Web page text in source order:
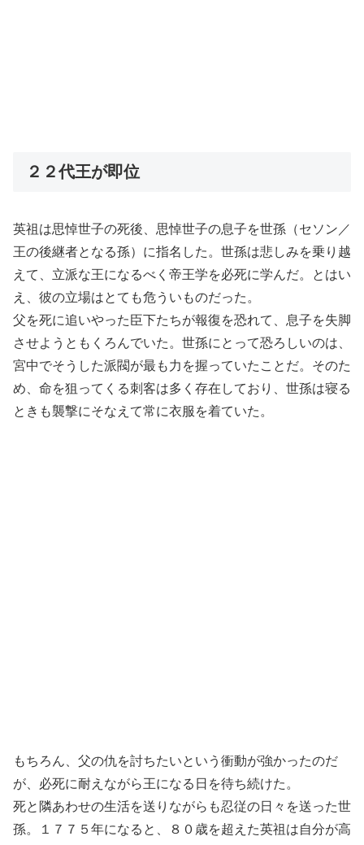
２２代王が即位
英祖は思悼世子の死後、思悼世子の息子を世孫（セソン／
王の後継者となる孫）に指名した。世孫は悲しみを乗り越
えて、立派な王になるべく帝王学を必死に学んだ。とはい
え、彼の立場はとても危ういものだった。
父を死に追いやった臣下たちが報復を恐れて、息子を失脚
させようともくろんでいた。世孫にとって恐ろしいのは、
宮中でそうした派閥が最も力を握っていたことだ。そのた
め、命を狙ってくる刺客は多く存在しており、世孫は寝る
ときも襲撃にそなえて常に衣服を着ていた。
もちろん、父の仇を討ちたいという衝動が強かったのだ
が、必死に耐えながら王になる日を待ち続けた。
死と隣あわせの生活を送りながらも忍従の日々を送った世
孫。１７７５年になると、８０歳を超えた英祖は自分が高